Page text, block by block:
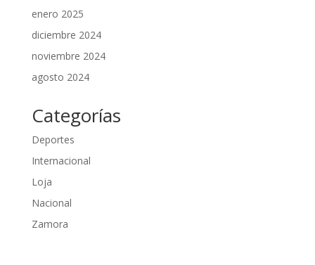
enero 2025
diciembre 2024
noviembre 2024
agosto 2024
Categorías
Deportes
Internacional
Loja
Nacional
Zamora